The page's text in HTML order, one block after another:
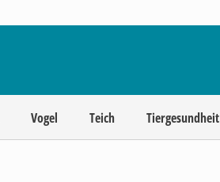
Vogel Teich Tiergesundheit